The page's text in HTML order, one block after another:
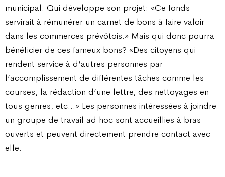
municipal. Qui développe son projet: «Ce fonds
servirait à rémunérer un carnet de bons à faire valoir
dans les commerces prévôtois.» Mais qui donc pourra
bénéficier de ces fameux bons? «Des citoyens qui
rendent service à d’autres personnes par
l’accomplissement de différentes tâches comme les
courses, la rédaction d’une lettre, des nettoyages en
tous genres, etc…» Les personnes intéressées à joindre
un groupe de travail ad hoc sont accueillies à bras
ouverts et peuvent directement prendre contact avec
elle.